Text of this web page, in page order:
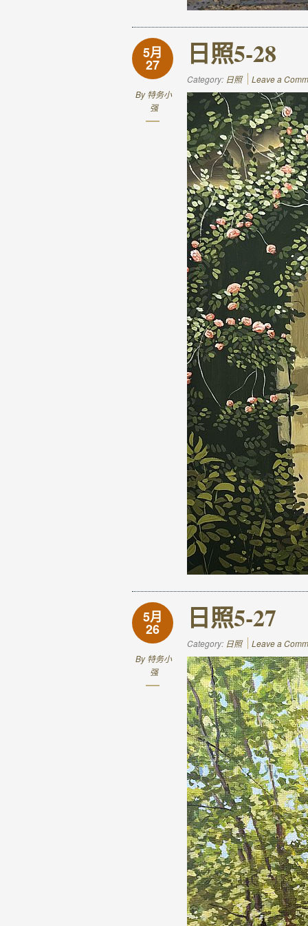
5月
27
By特务小
强
日照5-28
Category: 日照 Leave a
5月
26
By特务小
强
日照5-27
Category: 日照 Leave a